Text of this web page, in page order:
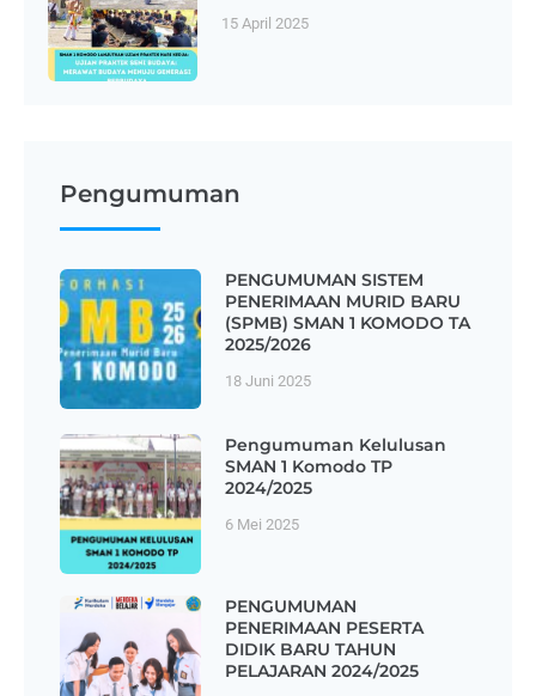
15 April 2025
Pengumuman
PENGUMUMAN SISTEM
PENERIMAAN MURID BARU
(SPMB) SMAN 1 KOMODO TA
2025/2026
18 Juni 2025
Pengumuman Kelulusan
SMAN 1 Komodo TP
2024/2025
6 Mei 2025
PENGUMUMAN
PENERIMAAN PESERTA
DIDIK BARU TAHUN
PELAJARAN 2024/2025